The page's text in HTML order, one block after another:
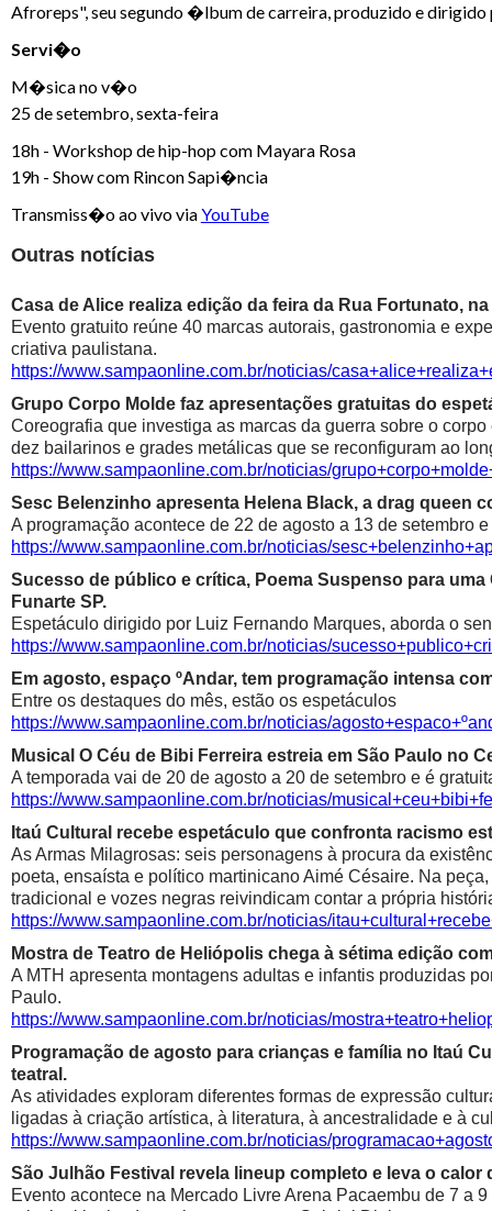
Afroreps", seu segundo �lbum de carreira, produzido e
Servi�o
M�sica no v�o
25 de setembro, sexta-feira
18h - Workshop de hip-hop com Mayara Rosa
19h - Show com Rincon Sapi�ncia
Transmiss�o ao vivo viaYouTube
Outras notícias
Casa de Alice realiza edição da feira da Rua Fortunato,
Evento gratuito reúne 40 marcas autorais, gastronomia e
criativa paulistana.
https://www.sampaonline.com.br/noticias/
Grupo Corpo Molde faz apresentações gratuitas do
Coreografia que investiga as marcas da guerra sobre o
dez bailarinos e grades metálicas que se reconfiguram ao
https://www.sampaonline.com.br/noticias/
Sesc Belenzinho apresenta Helena Black, a drag queen
A programação acontece de 22 de agosto a 13 de setembro
https://www.sampaonline.com.br/noticias/
Sucesso de público e crítica, Poema Suspenso para
Funarte SP.
Espetáculo dirigido por Luiz Fernando Marques, aborda o
https://www.sampaonline.com.br/noticias/
Em agosto, espaço ºAndar, tem programação intensa
Entre os destaques do mês, estão os espetáculos
https://www.sampaonline.com.br/noticias/
Musical O Céu de Bibi Ferreira estreia em São Paulo no
A temporada vai de 20 de agosto a 20 de setembro e é
https://www.sampaonline.com.br/noticias/
Itaú Cultural recebe espetáculo que confronta racismo
As Armas Milagrosas: seis personagens à procura da
poeta, ensaísta e político martinicano Aimé Césaire. Na
tradicional e vozes negras reivindicam contar a própria
https://www.sampaonline.com.br/noticias/
Mostra de Teatro de Heliópolis chega à sétima edição
A MTH apresenta montagens adultas e infantis produzidas
Paulo.
https://www.sampaonline.com.br/noticias/
Programação de agosto para crianças e família no Itaú
teatral.
As atividades exploram diferentes formas de expressão
ligadas à criação artística, à literatura, à ancestralidade e à
https://www.sampaonline.com.br/noticias/
São Julhão Festival revela lineup completo e leva o calor
Evento acontece na Mercado Livre Arena Pacaembu de 7 a